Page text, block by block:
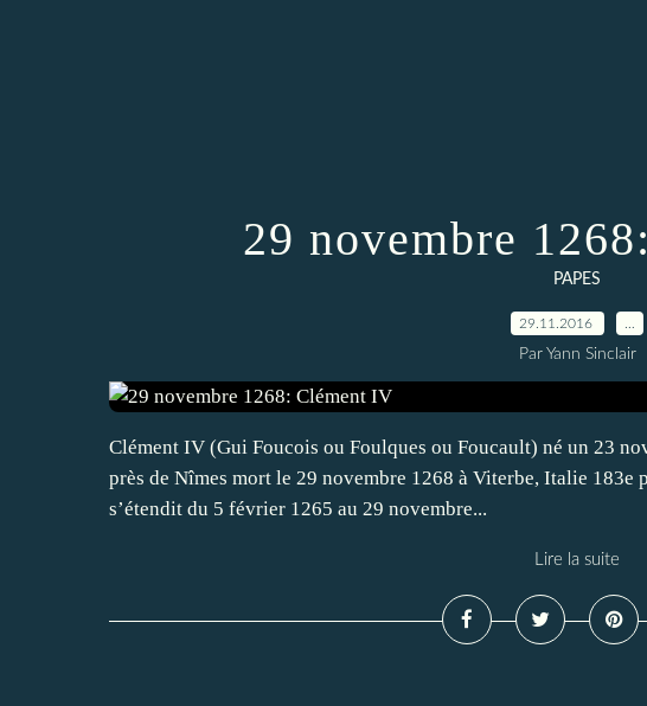
29 novembre
PAPES
29.11.2016
Par Yann Sinclair
Clément IV (Gui Foucois ou Foulques ou Foucault) né un 23
près de Nîmes mort le 29 novembre 1268 à Viterbe, Italie
s’étendit du 5 février 1265 au 29 novembre...
Lire la suite